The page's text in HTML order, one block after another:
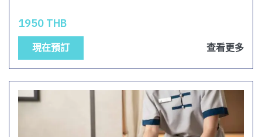
1950 THB
現在預訂 查看更多